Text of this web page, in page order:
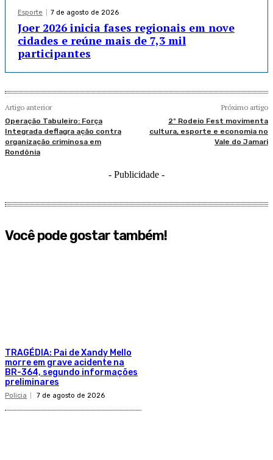
Esporte 7 de agosto de 2026
Joer 2026 inicia fases regionais em nove
cidades e reúne mais de 7,3 mil
participantes
Artigo anterior
Operação Tabuleiro: Força
Integrada deflagra ação contra
organização criminosa em
Rondônia
Próximo artigo
2º Rodeio Fest movimenta
cultura, esporte e economia no
Vale do Jamari
- Publicidade -
Você pode gostar também!
TRAGÉDIA: Pai de Xandy Mello
morre em grave acidente na
BR-364, segundo informações
preliminares
Policia 7 de agosto de 2026